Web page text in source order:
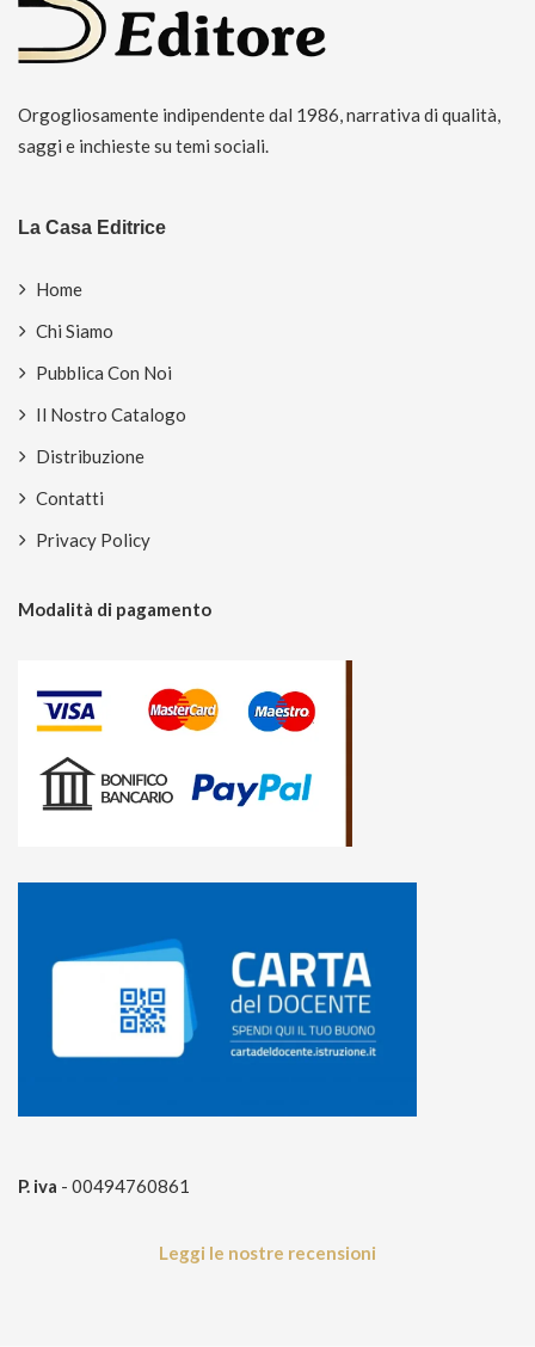
Orgogliosamente indipendente dal 1986, narrativa di qualità,
saggi e inchieste su temi sociali.
La Casa Editrice
Home
Chi Siamo
Pubblica Con Noi
Il Nostro Catalogo
Distribuzione
Contatti
Privacy Policy
Modalità di pagamento
P. iva - 00494760861
Leggi le nostre recensioni